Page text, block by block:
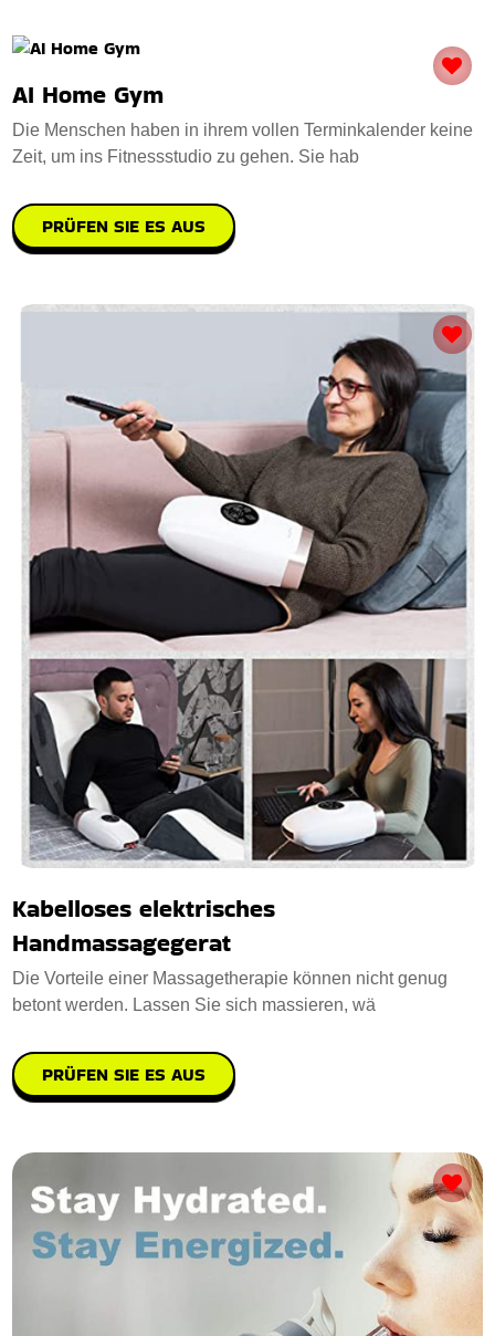
AI Home Gym
Die Menschen haben in ihrem vollen Terminkalender keine
Zeit, um ins Fitnessstudio zu gehen. Sie hab
PRÜFEN SIE ES AUS
Kabelloses elektrisches
Handmassagegerat
Die Vorteile einer Massagetherapie können nicht genug
betont werden. Lassen Sie sich massieren, wä
PRÜFEN SIE ES AUS